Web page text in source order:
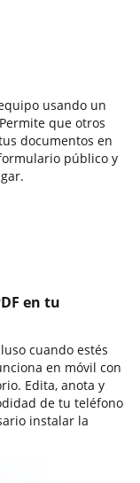
usando un
que otros
documentos en
público y
en tu
cuando estés
en móvil con
Edita, anota y
de tu teléfono
instalar la